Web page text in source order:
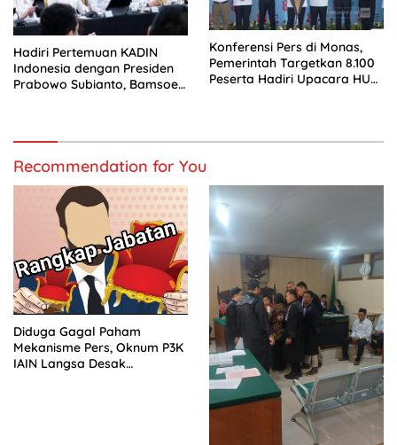
Hadiri Pertemuan KADIN
Indonesia dengan Presiden
Prabowo Subianto, Bamsoet
Dunia
Konferensi Pers di Monas,
Pemerintah Targetkan 8.100
Peserta Hadiri Upacara HUT
Recommendation for You
Diduga Gagal Paham
Mekanisme Pers, Oknum P3K
IAIN Langsa Desak